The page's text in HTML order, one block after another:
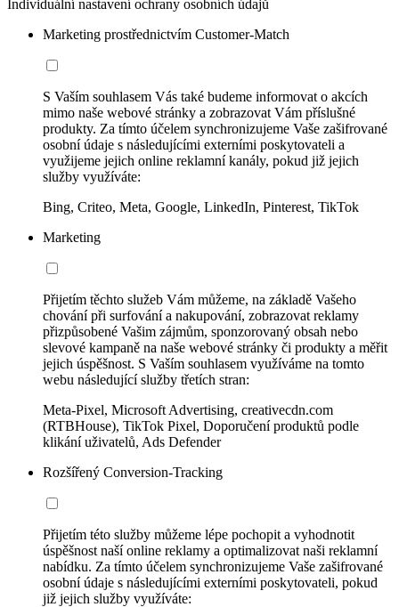
Individuální nastavení ochrany osobních údajů
Marketing prostřednictvím Customer-Match
S Vaším souhlasem Vás také budeme informovat o akcích
mimo naše webové stránky a zobrazovat Vám příslušné
produkty. Za tímto účelem synchronizujeme Vaše zašifrované
osobní údaje s následujícími externími poskytovateli a
využijeme jejich online reklamní kanály, pokud již jejich
služby využíváte:
Bing, Criteo, Meta, Google, LinkedIn, Pinterest, TikTok
Marketing
Přijetím těchto služeb Vám můžeme, na základě Vašeho
chování při surfování a nakupování, zobrazovat reklamy
přizpůsobené Vašim zájmům, sponzorovaný obsah nebo
slevové kampaně na naše webové stránky či produkty a měřit
jejich úspěšnost. S Vaším souhlasem využíváme na tomto
webu následující služby třetích stran:
Meta-Pixel, Microsoft Advertising, creativecdn.com
(RTBHouse), TikTok Pixel, Doporučení produktů podle
klikání uživatelů, Ads Defender
Rozšířený Conversion-Tracking
Přijetím této služby můžeme lépe pochopit a vyhodnotit
úspěšnost naší online reklamy a optimalizovat naši reklamní
nabídku. Za tímto účelem synchronizujeme Vaše zašifrované
osobní údaje s následujícími externími poskytovateli, pokud
již jejich služby využíváte: